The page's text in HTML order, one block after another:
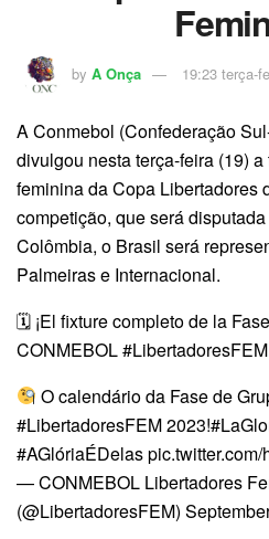
by A Onça 19:23 terça-
A Conmebol (Confederação
divulgou nesta terça-feira (19)
feminina da Copa Libertadores
competição, que será
Colômbia, o Brasil será
Palmeiras e Internacional.
🗓 ¡El fixture completo de la
CONMEBOL
O calendário da Fase de
#LibertadoresFEM
#AGlóriaÉDelas
— CONMEBOL Libertadores
(@LibertadoresFEM)